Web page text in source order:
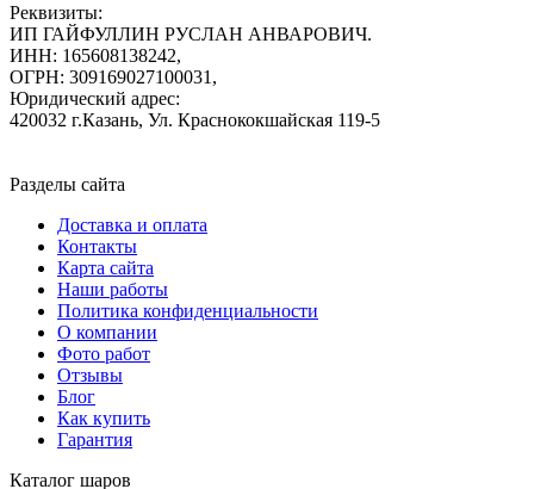
Реквизиты:
ИП ГАЙФУЛЛИН РУСЛАН АНВАРОВИЧ.
ИНН: 165608138242,
ОГРН: 309169027100031,
Юридический адрес:
420032 г.Казань, Ул. Краснококшайская 119-5
Разделы сайта
Доставка и оплата
Контакты
Карта сайта
Наши работы
Политика конфиденциальности
О компании
Фото работ
Отзывы
Блог
Как купить
Гарантия
Каталог шаров